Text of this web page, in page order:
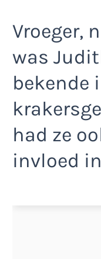
Vroeger,
was
bekende
had ze
invloed